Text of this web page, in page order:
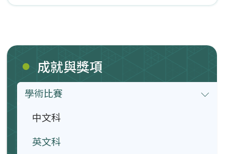
成就與獎項
學術比賽
中文科
英文科